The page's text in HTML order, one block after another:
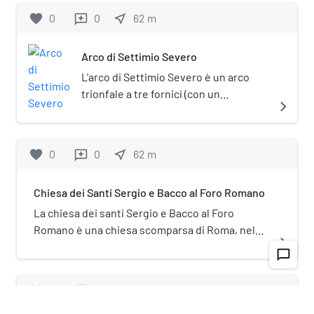
Càstori. Ai suoi lati passano le due
direzione che va verso il Tevere: il
Vicus Iugarius (a ovest) e il Vicus
Tuscus (a est).
favorite 0 reviews 0 near_me 62 m
Arco di Settimio Severo
L'arco di Settimio Severo è un arco
trionfale a tre fornici (con un
passaggi laterali più piccoli), situato a
Romano e sorge su uno zoccolo in
per mezzo di scale.
navigate_next
favorite 0 reviews 0 near_me 62 m
Chiesa dei Santi Sergio e Bacco al Foro Romano
La chiesa dei santi Sergio e Bacco al Foro
Romano è una chiesa scomparsa di Roma, nel
navigate_next
chat_bubble_outline